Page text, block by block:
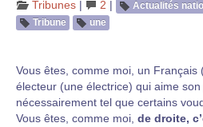
Tribunes | 2 | Actualités
Tribune
une
Vous êtes, comme moi, un Français
électeur (une électrice) qui aime son
nécessairement tel que certains
Vous êtes, comme moi, de droite,